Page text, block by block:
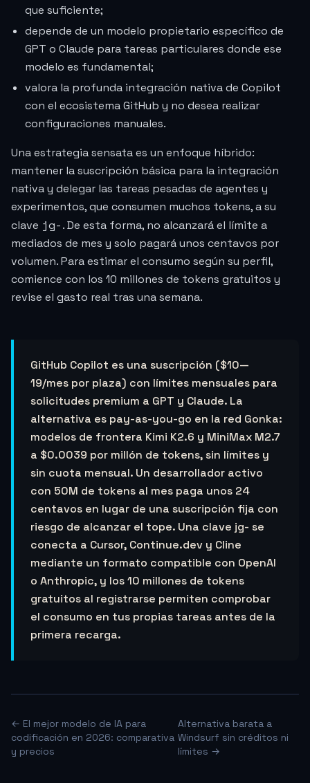
que suficiente;
depende de un modelo propietario específico de
GPT o Claude para tareas particulares donde ese
modelo es fundamental;
valora la profunda integración nativa de Copilot
con el ecosistema GitHub y no desea realizar
configuraciones manuales.
Una estrategia sensata es un enfoque híbrido:
mantener la suscripción básica para la integración
nativa y delegar las tareas pesadas de agentes y
experimentos, que consumen muchos tokens, a su
clave jg-. De esta forma, no alcanzará el límite a
mediados de mes y solo pagará unos centavos por
volumen. Para estimar el consumo según su perfil,
comience con los 10 millones de tokens gratuitos y
revise el gasto real tras una semana.
GitHub Copilot es una suscripción ($10—
19/mes por plaza) con límites mensuales para
solicitudes premium a GPT y Claude. La
alternativa es pay-as-you-go en la red Gonka:
modelos de frontera Kimi K2.6 y MiniMax M2.7
a $0.0039 por millón de tokens, sin límites y
sin cuota mensual. Un desarrollador activo
con 50M de tokens al mes paga unos 24
centavos en lugar de una suscripción fija con
riesgo de alcanzar el tope. Una clave jg- se
conecta a Cursor, Continue.dev y Cline
mediante un formato compatible con OpenAI
o Anthropic, y los 10 millones de tokens
gratuitos al registrarse permiten comprobar
el consumo en tus propias tareas antes de la
primera recarga.
← El mejor modelo de IA para
codificación en 2026: comparativa
y precios
Alternativa barata a
Windsurf sin créditos ni
límites →